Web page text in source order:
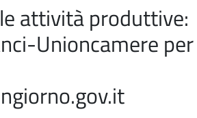
attività produttive:
Unioncamere per